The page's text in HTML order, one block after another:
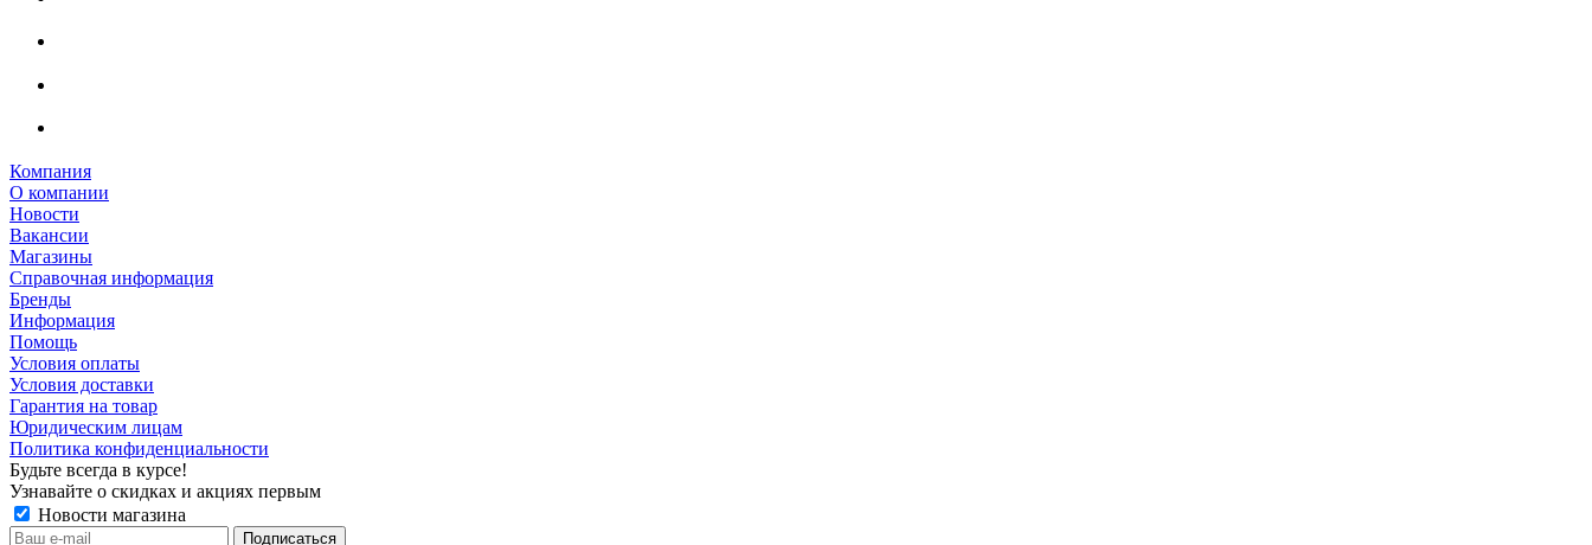
Компания
О компании
Новости
Вакансии
Магазины
Справочная информация
Бренды
Информация
Помощь
Условия оплаты
Условия доставки
Гарантия на товар
Юридическим лицам
Политика конфиденциальности
Будьте всегда в курсе!
Узнавайте о скидках и акциях первым
Новости магазина